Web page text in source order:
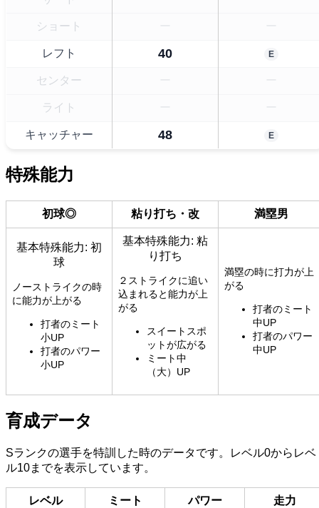
ショート
レフト 40 E
センター
ライト
キャッチャー 48 E
特殊能力
初球◎ 粘り打ち・改 満塁男
基本特殊能力: 初
球
ノーストライクの時
に能力が上がる
打者のミート
小UP
打者のパワー
小UP
基本特殊能力: 粘
り打ち
２ストライクに追い
込まれると能力が上
がる
スイートスポ
ットが広がる
ミート中
（大）UP
満塁の時に打力が上
がる
打者のミート
中UP
打者のパワー
中UP
育成データ
Sランクの選手を特訓した時のデータです。レベル0からレベ
ル10までを表示しています。
レベル ミート パワー 走力